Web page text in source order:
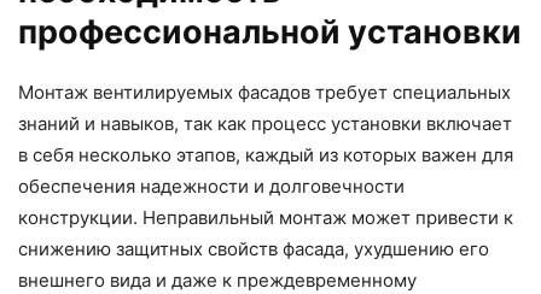
профессиональной установки
Монтаж вентилируемых фасадов требует специальных
знаний и навыков, так как процесс установки включает
в себя несколько этапов, каждый из которых важен для
обеспечения надежности и долговечности
конструкции. Неправильный монтаж может привести к
снижению защитных свойств фасада, ухудшению его
внешнего вида и даже к преждевременному